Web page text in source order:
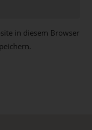
in diesem Browser